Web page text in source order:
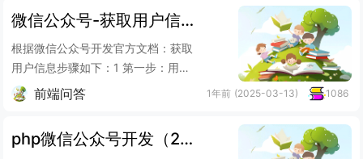
微信公众号-获取用户信息（网页授权获取）实现步骤
根据微信公众号开发官方文档：获取
用户信息步骤如下：1 第一步：用户
同意授权，获取code2 第二步：通过
code换取网页...
前端问答 1年前 (2025-03-13) 1086
php微信公众号开发（2）百度BAE搭建和数据库使用